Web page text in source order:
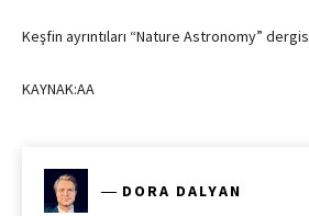
Keşfin ayrıntıları “Nature Astronomy”
KAYNAK:AA
― DORA DALYAN